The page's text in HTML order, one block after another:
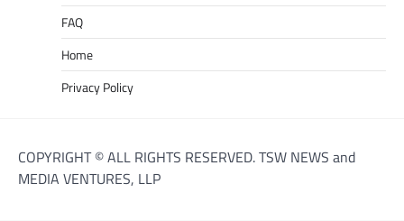
FAQ
Home
Privacy Policy
COPYRIGHT © ALL RIGHTS RESERVED. TSW NEWS and
MEDIA VENTURES, LLP